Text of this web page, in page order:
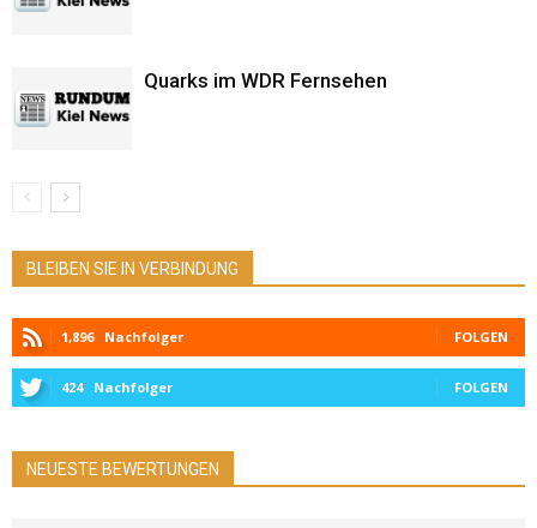
Quarks im WDR Fernsehen
BLEIBEN SIE IN VERBINDUNG
1,896 Nachfolger FOLGEN
424 Nachfolger FOLGEN
NEUESTE BEWERTUNGEN